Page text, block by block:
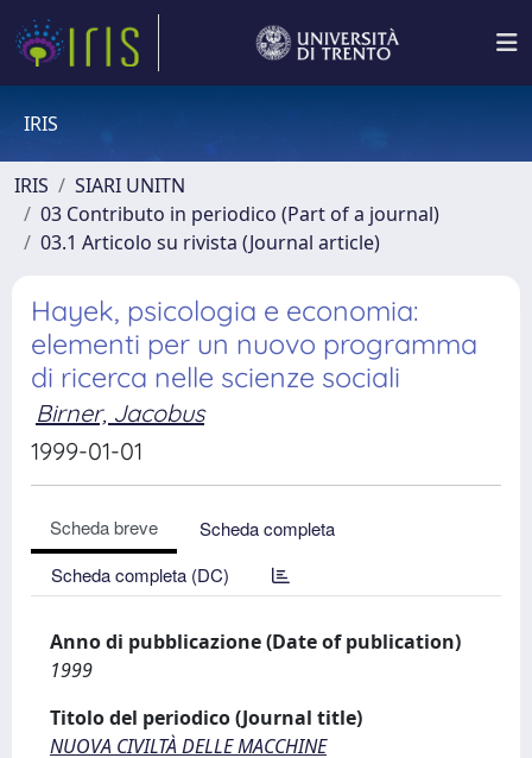
IRIS
IRIS
SIARI UNITN
03 Contributo in periodico (Part of a journal)
03.1 Articolo su rivista (Journal article)
Hayek, psicologia e economia:
elementi per un nuovo programma
di ricerca nelle scienze sociali
Birner, Jacobus
1999-01-01
Scheda breve
Scheda completa
Scheda completa (DC)
Anno di pubblicazione (Date of publication)
1999
Titolo del periodico (Journal title)
NUOVA CIVILTÀ DELLE MACCHINE